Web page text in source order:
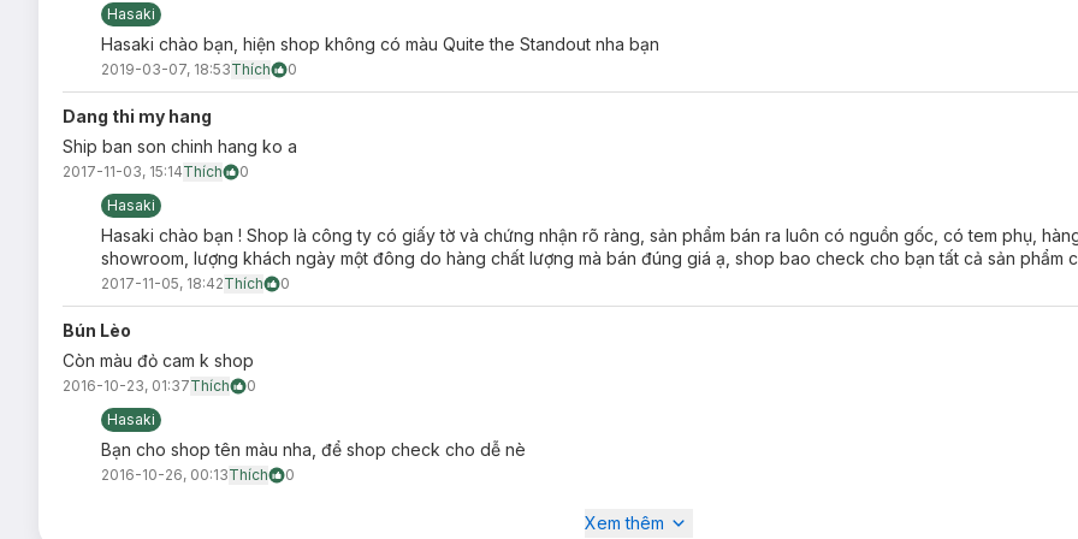
Son Kem MACRetro Matte Liquid Lipcolour
khô môi che hoàn toàn các khuyết điểm. Các cô gái sẽ yên tâm sử dụng vì thời gian lưu màu ấn tượng, không thua gì so với các
đình đám khác, lưu màu suốt cả một ngày dài. Bạn gái có thể yên tâm ăn uống, trò chuyện mà không lo son bị lem hay mất màu vì
môi. Son có mùi thơm nhẹ mát, không quá nồng rất nhẹ.
Hasaki
Hasaki chào bạn, hiện shop không có màu Quite the Standout nha bạn
2019-03-07, 18:53Thích 0
Dang thi my hang
Ship ban son chinh hang ko a
2017-11-03, 15:14Thích
0
Hasaki
Hasaki chào bạn ! Shop là công ty có giấy tờ và chứng nhận rõ ràng, sản phẩm bán ra luôn có nguồn gốc, có tem phụ,
showroom, lượng khách ngày một đông do hàng chất lượng mà bán đúng giá ạ, shop bao check cho bạn tất cả sản phẩm
2017-11-05, 18:42Thích 0
Bún Lèo
Còn màu đỏ cam k shop
2016-10-23, 01:37Thích
0
Hasaki
Bạn cho shop tên màu nha, để shop check cho dễ nè
2016-10-26, 00:13Thích 0
Xem thêm